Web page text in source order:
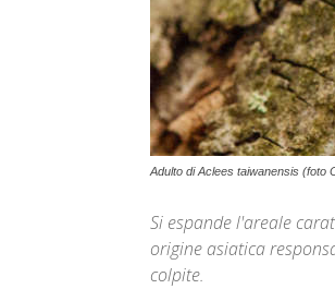
Adulto di Aclees taiwanensis (foto
Si espande l'areale
origine asiatica
colpite.